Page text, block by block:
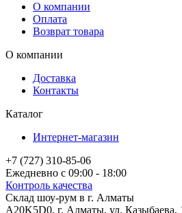
О компании
Оплата
Возврат товара
О компании
Доставка
Контакты
Каталог
Интернет-магазин
+7 (727) 310-85-06
Ежедневно с 09:00 - 18:00
Контроль качества
Склад шоу-рум в г. Алматы
A20K5D0, г. Алматы, ул. Казыбаева,